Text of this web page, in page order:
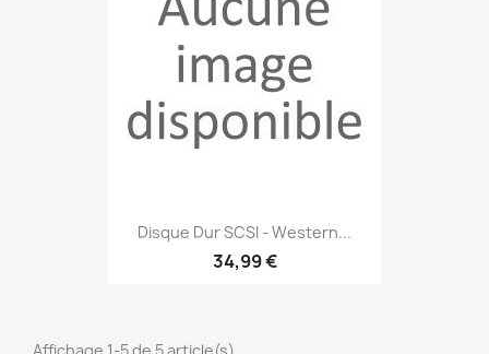
Disque Dur SCSI - Western...
34,99 €